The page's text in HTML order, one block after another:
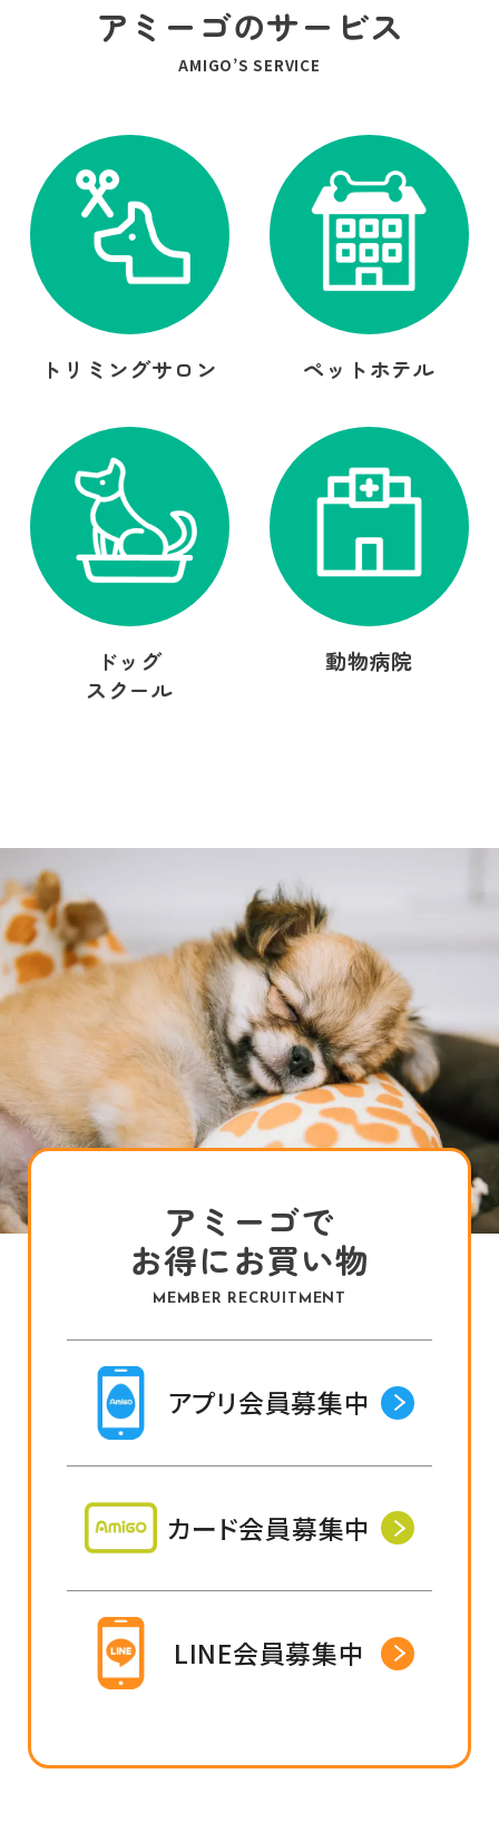
アミーゴのサービス
AMIGO’S SERVICE
トリミングサロン ペットホテル
ドッグ
スクール
動物病院
アミーゴで
お得にお買い物
MEMBER RECRUITMENT
アプリ会員募集中
カード会員募集中
LINE会員募集中